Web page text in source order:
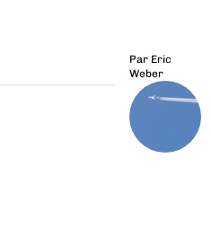
Par Eric
Weber